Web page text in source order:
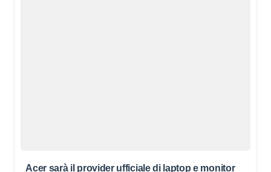
Acer sarà il provider ufficiale di laptop e monitor